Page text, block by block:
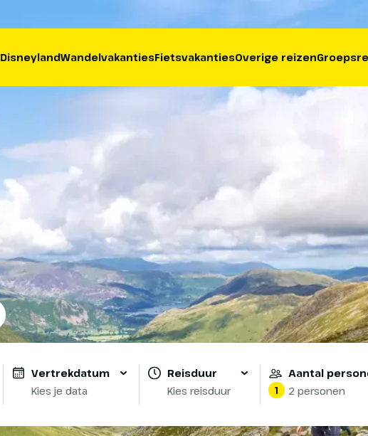
DisneylandWandelvakantiesFietsvakantiesOverige reizen
Vertrekdatum
Kies je data
Reisduur
Kies reisduur
Aantal
1 2 personen